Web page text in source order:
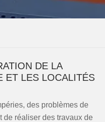
DE LA
ET LES LOCALITÉS
des problèmes de
de réaliser des travaux de